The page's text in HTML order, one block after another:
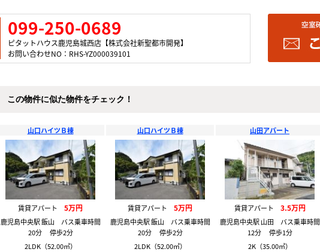
099-250-0689
ピタットハウス鹿児島城西店【株式会社新聖都市開発】
お問い合わせNO：RHS-YZ000039101
この物件に似た物件をチェック！
山口ハイツＢ棟
賃貸アパート 5万円
鹿児島中央駅 飯山 バス乗車時間
20分 停歩2分
2LDK（52.00㎡）
山口ハイツＢ棟
賃貸アパート 5万円
鹿児島中央駅 飯山 バス乗車時間
20分 停歩2分
2LDK（52.00㎡）
山田アパート
賃貸アパート 3.5万円
鹿児島中央駅 山田 バス乗車時間
12分 停歩1分
2K（35.00㎡）